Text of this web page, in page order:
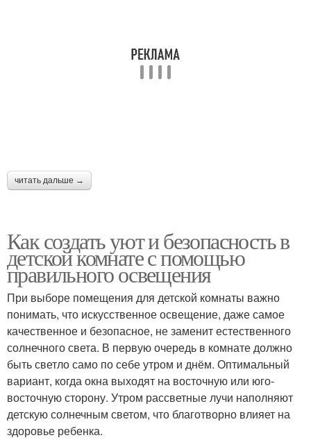
читать дальше →
Как создать уют и безопасность в
детской комнате с помощью
правильного освещения
При выборе помещения для детской комнаты важно
понимать, что искусственное освещение, даже самое
качественное и безопасное, не заменит естественного
солнечного света. В первую очередь в комнате должно
быть светло само по себе утром и днём. Оптимальный
вариант, когда окна выходят на восточную или юго-
восточную сторону. Утром рассветные лучи наполняют
детскую солнечным светом, что благотворно влияет на
здоровье ребенка.